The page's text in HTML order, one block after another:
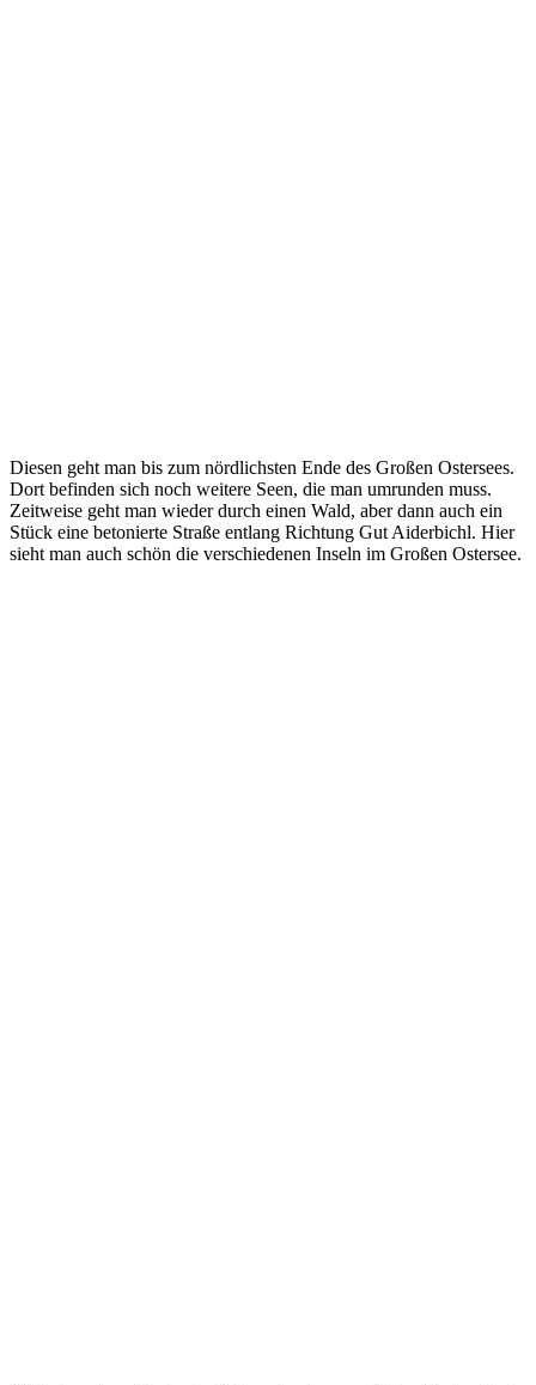
Diesen geht man bis zum nördlichsten Ende des Großen Ostersees.
Dort befinden sich noch weitere Seen, die man umrunden muss.
Zeitweise geht man wieder durch einen Wald, aber dann auch ein
Stück eine betonierte Straße entlang Richtung Gut Aiderbichl. Hier
sieht man auch schön die verschiedenen Inseln im Großen Ostersee.